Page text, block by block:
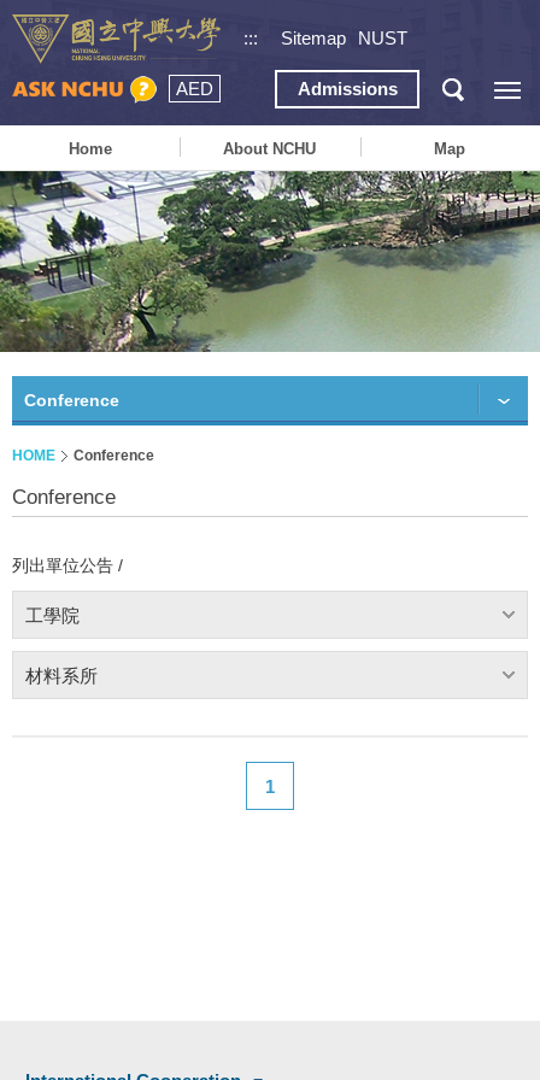
::: Sitemap NUST
AED Admissions
Home About NCHU Map
Conference
HOME Conference
Conference
列出單位公告 /
工學院
材料系所
1